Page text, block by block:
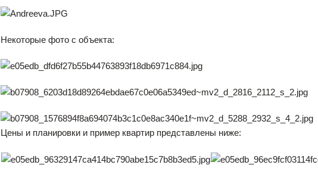
Некоторые фото с объекта:
Цены и планировки и пример квартир представлены ниже: